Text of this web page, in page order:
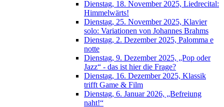
Dienstag, 18. November 2025, Liedrecital:
Himmelwärts!
Dienstag, 25. November 2025, Klavier
solo: Variationen von Johannes Brahms
Dienstag, 2. Dezember 2025, Palomma e
notte
Dienstag, 9. Dezember 2025, „Pop oder
Jazz“ - das ist hier die Frage?
Dienstag, 16. Dezember 2025, Klassik
trifft Game & Film
Dienstag, 6. Januar 2026, „Befreiung
naht!“